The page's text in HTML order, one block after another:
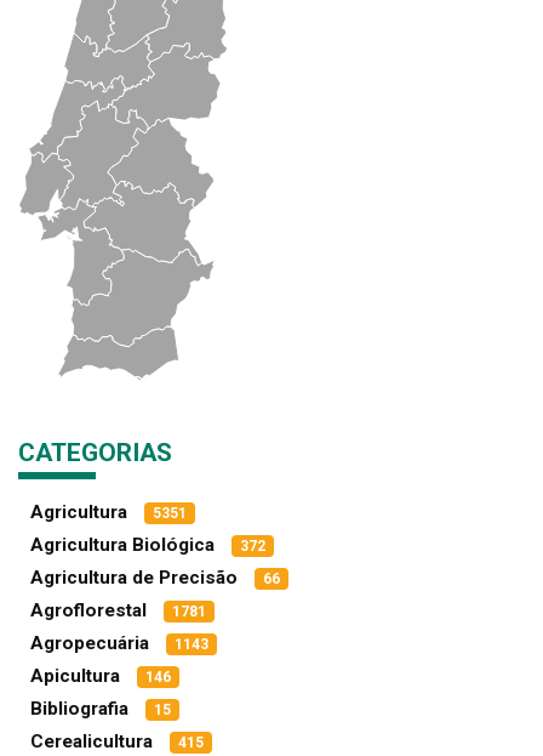
CATEGORIAS
Agricultura 5351
Agricultura Biológica 372
Agricultura de Precisão 66
Agroflorestal 1781
Agropecuária 1143
Apicultura 146
Bibliografia 15
Cerealicultura 415